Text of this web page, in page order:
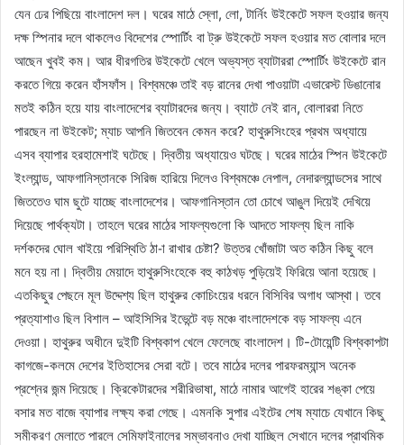
যেন ঢের পিছিয়ে বাংলাদেশ দল। ঘরের মাঠে স্লো, লো, টার্নিং উইকেটে সফল হওয়ার জন্য
দক্ষ স্পিনার দলে থাকলেও বিদেশের স্পোর্টিং বা ট্রু উইকেটে সফল হওয়ার মত বোলার দলে
আছেন খুবই কম। আর ধীরগতির উইকেটে খেলে অভ্যস্ত ব্যাটাররা স্পোর্টিং উইকেটে রান
করতে গিয়ে করেন হাঁসফাঁস। বিশ্বমঞ্চে তাই বড় রানের দেখা পাওয়াটা এভারেস্ট ডিঙানোর
মতই কঠিন হয়ে যায় বাংলাদেশের ব্যাটারদের জন্য। ব্যাটে নেই রান, বোলাররা নিতে
পারছেন না উইকেট; ম্যাচ আপনি জিতবেন কেমন করে? হাথুরুসিংহের প্রথম অধ্যায়ে
এসব ব্যাপার হরহামেশাই ঘটেছে। দ্বিতীয় অধ্যায়েও ঘটছে। ঘরের মাঠের স্পিন উইকেটে
ইংল্যান্ড, আফগানিস্তানকে সিরিজ হারিয়ে দিলেও বিশ্বমঞ্চে নেপাল, নেদারল্যান্ডসের সাথে
জিততেও ঘাম ছুটে যাচ্ছে বাংলাদেশের। আফগানিস্তান তো চোখে আঙুল দিয়েই দেখিয়ে
দিয়েছে পার্থক্যটা। তাহলে ঘরের মাঠের সাফল্যগুলো কি আদতে সাফল্য ছিল নাকি
দর্শকদের ঘোল খাইয়ে পরিস্থিতি ঠা-া রাখার চেষ্টা? উত্তর খোঁজাটা অত কঠিন কিছু বলে
মনে হয় না। দ্বিতীয় মেয়াদে হাথুরুসিংহেকে বহু কাঠখড় পুড়িয়েই ফিরিয়ে আনা হয়েছে।
এতকিছুর পেছনে মূল উদ্দেশ্য ছিল হাথুরুর কোচিংয়ের ধরনে বিসিবির অগাধ আস্থা। তবে
প্রত্যাশাও ছিল বিশাল – আইসিসির ইভেন্টে বড় মঞ্চে বাংলাদেশকে বড় সাফল্য এনে
দেওয়া। হাথুরুর অধীনে দুইটি বিশ্বকাপ খেলে ফেলেছে বাংলাদেশ। টি-টোয়েন্টি বিশ্বকাপটা
কাগজে-কলমে দেশের ইতিহাসের সেরা বটে। তবে মাঠের দলের পারফরম্যান্স অনেক
প্রশ্নের জন্ম দিয়েছে। ক্রিকেটারদের শরীরিভাষা, মাঠে নামার আগেই হারের শঙ্কা পেয়ে
বসার মত বাজে ব্যাপার লক্ষ্য করা গেছে। এমনকি সুপার এইটের শেষ ম্যাচে যেখানে কিছু
সমীকরণ মেলাতে পারলে সেমিফাইনালের সম্ভাবনাও দেখা যাচ্ছিল সেখানে দলের প্রাথমিক